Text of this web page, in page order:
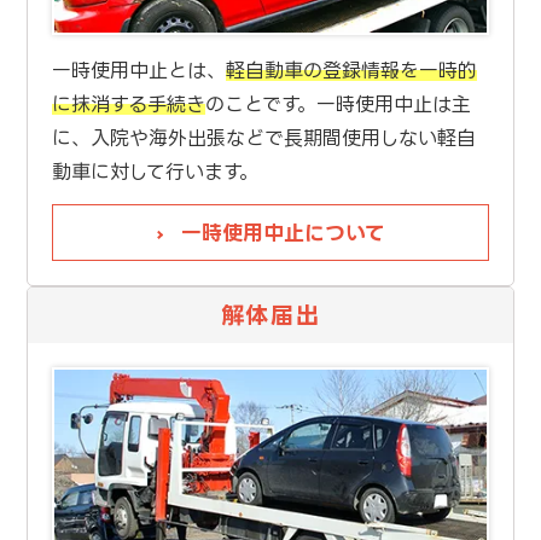
一時使用中止とは、 軽自動車の登録情報を一時的
に抹消する手続きのことです。一時使用中止は主
に、入院や海外出張などで長期間使用しない軽自
動車に対して行います。
一時使用中止について
解体届出